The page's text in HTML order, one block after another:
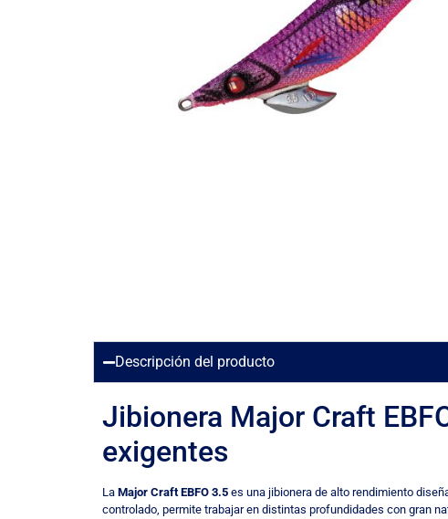
Descripción del producto
Jibionera Major Craft
exigentes
La Major Craft EBFO 3.5 es una jibionera de alto rendimiento
controlado, permite trabajar en distintas profundidades con gran